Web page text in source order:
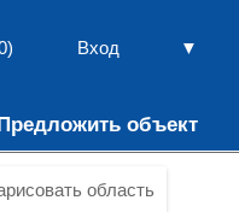
▼
Вход
объект
область